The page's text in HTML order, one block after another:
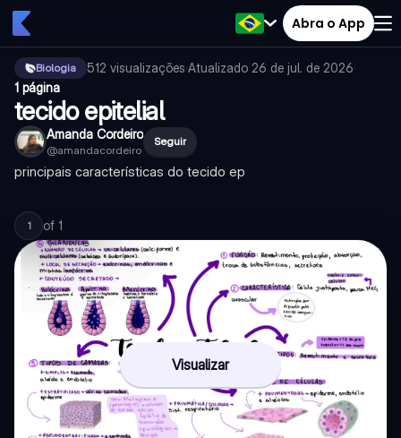
Abra o App
Biologia 512 visualizações·Atualizado 26 de jul. de 2026·
1 página
tecido epitelial
Amanda Cordeiro
@amandacordeiro
Seguir
principais características do tecido ep
1 of 1
Visualizar